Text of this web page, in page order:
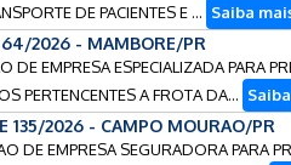
DE PACIENTES E ... Saiba
64/2026 - MAMBORE/PR
DE EMPRESA ESPECIALIZADA PARA
PERTENCENTES A FROTA DA...
135/2026 - CAMPO MOURAO/PR
DE EMPRESA SEGURADORA PARA